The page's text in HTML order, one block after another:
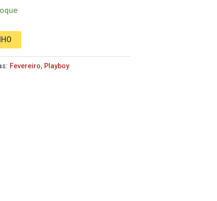
Fevereiro, Playboy